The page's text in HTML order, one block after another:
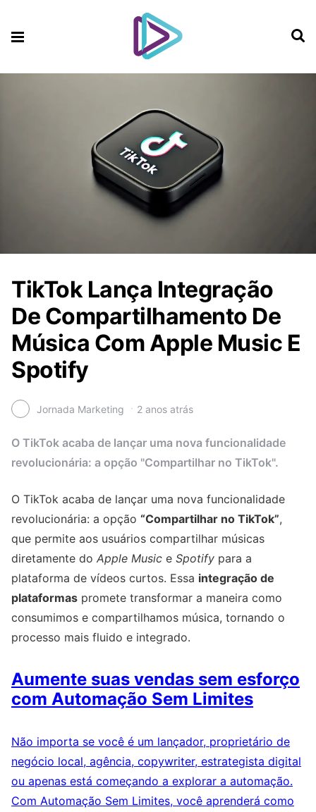
TikTok Lança Integração
De Compartilhamento De
Música Com Apple Music E
Spotify
Jornada Marketing 2 anos atrás
O TikTok acaba de lançar uma nova funcionalidade
revolucionária: a opção "Compartilhar no TikTok".
O TikTok acaba de lançar uma nova funcionalidade
revolucionária: a opção “Compartilhar no TikTok”,
que permite aos usuários compartilhar músicas
diretamente do Apple Music e Spotify para a
plataforma de vídeos curtos. Essa integração de
plataformas promete transformar a maneira como
consumimos e compartilhamos música, tornando o
processo mais fluido e integrado.
Aumente suas vendas sem esforço
com Automação Sem Limites
Não importa se você é um lançador, proprietário de
negócio local, agência, copywriter, estrategista digital
ou apenas está começando a explorar a automação.
Com Automação Sem Limites, você aprenderá como